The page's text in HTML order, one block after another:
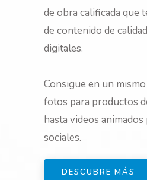
de obra calificada que
de contenido de
digitales.
Consigue en un
fotos para productos
hasta videos
sociales.
DESCUBRE MÁS